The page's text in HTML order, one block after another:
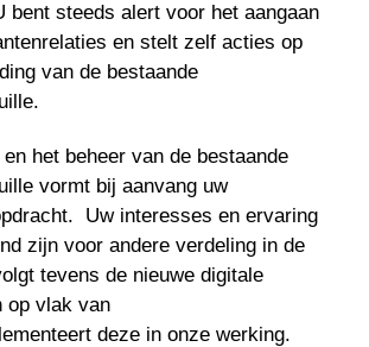
bent steeds alert voor het aangaan
en stelt zelf acties op
van de bestaande
het beheer van de bestaande
vormt bij aanvang uw
Uw interesses en ervaring
zijn voor andere verdeling in de
tevens de nieuwe digitale
op vlak van
deze in onze werking.